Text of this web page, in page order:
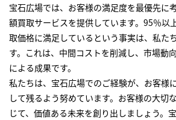
宝石広場では、お客様の満足度を最優先に
額買取サービスを提供しています。95％以
取価格に満足しているという事実は、私た
す。これは、中間コストを削減し、市場動
による成果です。
私たちは、宝石広場でのご経験が、お客様
して残るよう努めています。お客様の大切
じて、価値ある未来を創り出しましょう。